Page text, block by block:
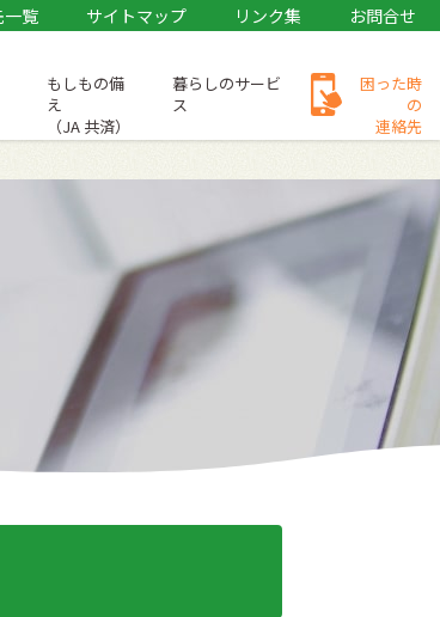
一覧 サイトマップ リンク集 お問合せ
もしもの備
え
（JA 共済）
暮らしのサービ
ス
困った時
の
連絡先